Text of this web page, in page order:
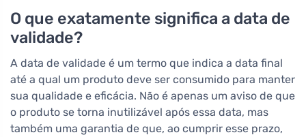
O que exatamente significa a data de
validade?
A data de validade é um termo que indica a data final
até a qual um produto deve ser consumido para manter
sua qualidade e eficácia. Não é apenas um aviso de que
o produto se torna inutilizável após essa data, mas
também uma garantia de que, ao cumprir esse prazo,